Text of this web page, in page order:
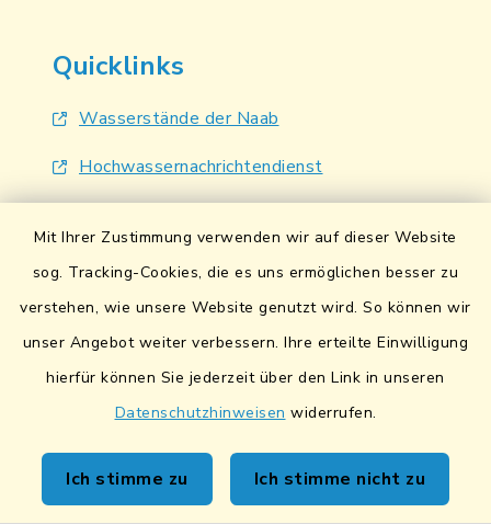
Mit Ihrer Zustimmung verwenden wir auf dieser Website
sog. Tracking-Cookies, die es uns ermöglichen besser zu
verstehen, wie unsere Website genutzt wird. So können wir
unser Angebot weiter verbessern. Ihre erteilte Einwilligung
hierfür können Sie jederzeit über den Link in unseren
Datenschutzhinweisen widerrufen.
Ich stimme zu Ich stimme nicht zu
Quicklinks
Wasserstände der Naab
Hochwassernachrichtendienst
Lokales Bündnis für Familien
Fairtrade-Towns
Kontakt